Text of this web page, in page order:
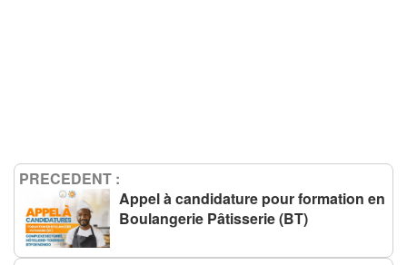
PRECEDENT :
Appel à candidature pour formation en
Boulangerie Pâtisserie (BT)